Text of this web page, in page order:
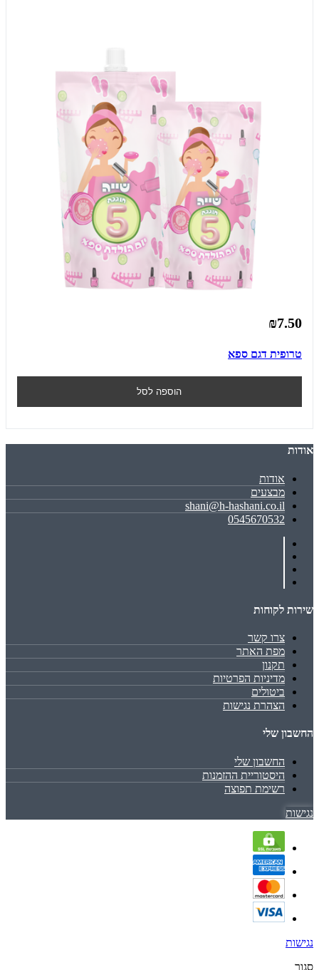
₪7.50
טרופית דגם ספא
הוספה לסל
אודות
אודות
מבצעים
shani@h-hashani.co.il
0545670532
שירות לקוחות
צרו קשר
מפת האתר
תקנון
מדיניות הפרטיות
ביטולים
הצהרת נגישות
החשבון שלי
החשבון שלי
היסטוריית ההזמנות
רשימת תפוצה
נגישות
נגישות
סגור